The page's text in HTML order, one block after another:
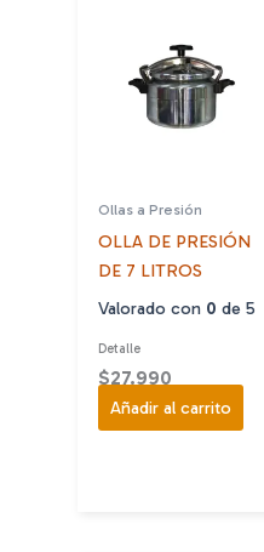
Ollas a Presión
OLLA DE PRESIÓN
DE 7 LITROS
Valorado con 0 de 5
Detalle
$27.990
Añadir al carrito